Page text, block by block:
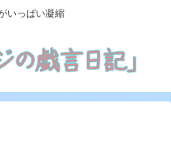
いっぱい凝縮